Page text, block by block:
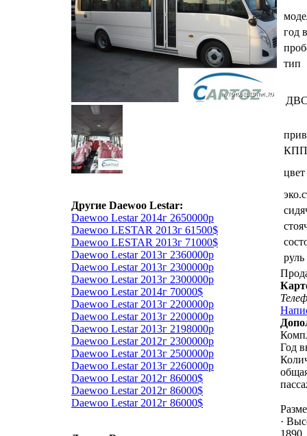
Другие Daewoo Lestar:
Daewoo Lestar 2014г 2650000р
Daewoo LESTAR 2013г 61500$
Daewoo LESTAR 2013г 71000$
Daewoo Lestar 2013г 2360000р
Daewoo Lestar 2013г 2300000р
Daewoo Lestar 2013г 2300000р
Daewoo Lestar 2014г 70000$
Daewoo Lestar 2013г 2200000р
Daewoo Lestar 2013г 2200000р
Daewoo Lestar 2013г 2198000р
Daewoo Lestar 2012г 2300000р
Daewoo Lestar 2013г 2500000р
Daewoo Lestar 2013г 2260000р
Daewoo Lestar 2012г 86000$
Daewoo Lestar 2012г 86000$
Daewoo Lestar 2012г 86000$
год
тип
КПП
цвет
руль
Год
·
1890